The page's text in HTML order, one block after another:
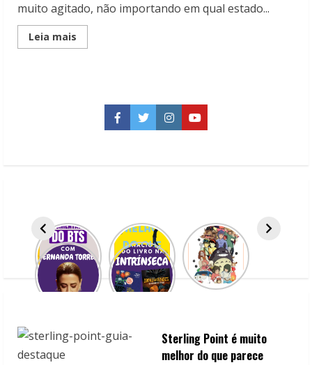
muito agitado, não importando em qual estado...
Leia mais
more
Planeta
Facebook
TwitterInstagramYouTube
Sterling Point é muito
melhor do que parece